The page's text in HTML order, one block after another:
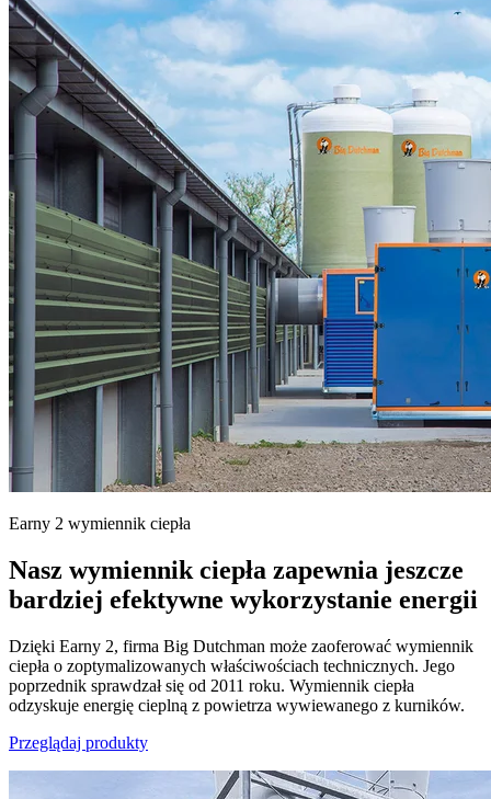
Earny 2 wymiennik ciepła
Nasz wymiennik ciepła zapewnia jeszcze
bardziej efektywne wykorzystanie energii
Dzięki Earny 2, firma Big Dutchman może zaoferować wymiennik
ciepła o zoptymalizowanych właściwościach technicznych. Jego
poprzednik sprawdzał się od 2011 roku. Wymiennik ciepła
odzyskuje energię cieplną z powietrza wywiewanego z kurników.
Przeglądaj produkty